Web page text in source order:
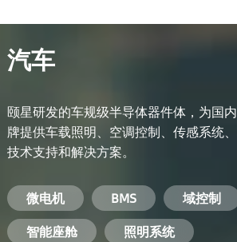
汽车
颐星研发的车规级半导体器件体，为国
牌提供车载照明、空调控制、传感系统
技术支持和解决方案。
微电机 BMS 域控制
智能座舱
照明系统
电池管理系统
储能逆变器
工业电焊机 变频器
安防摄像头
开关电源 手机充电器
PC电源
电脑 手机 基站
智能农业 智能医疗
智能家居